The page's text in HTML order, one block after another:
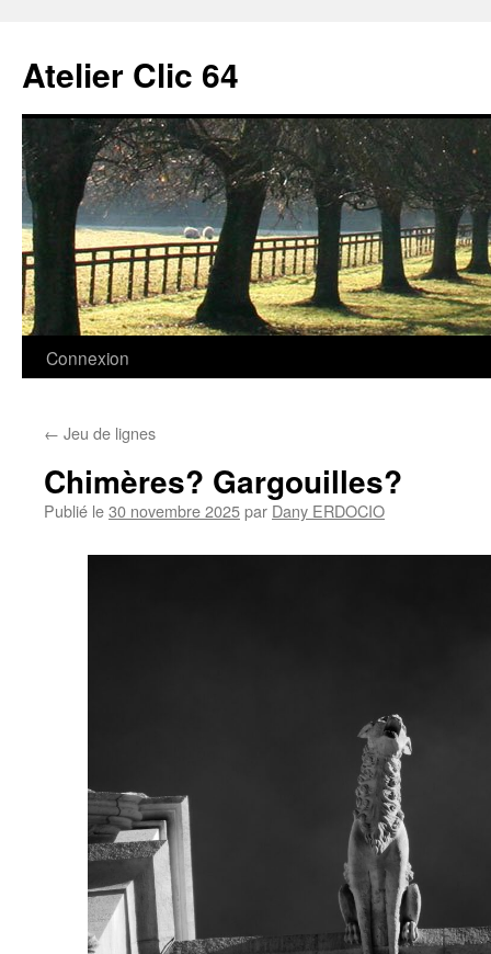
contenu
Atelier Clic 64
Connexion
← Jeu de lignes
Chimères? Gargouilles?
Publié le30 novembre 2025par Dany ERDOCIO